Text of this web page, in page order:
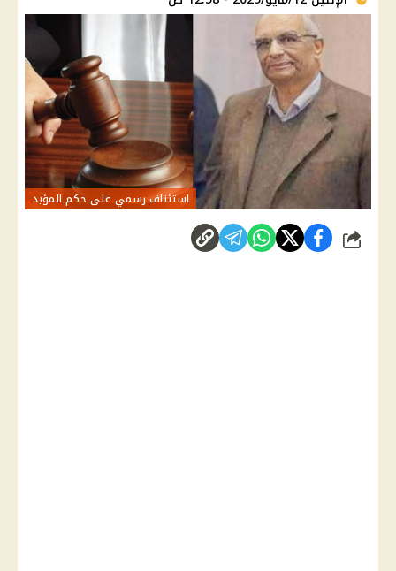
استئناف رسمي على حكم المؤبد
شارك